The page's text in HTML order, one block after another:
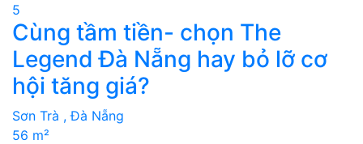
5
Cùng tầm tiền- chọn The
Legend Đà Nẵng hay bỏ lỡ cơ
hội tăng giá?
Sơn Trà , Đà Nẵng
56 m²